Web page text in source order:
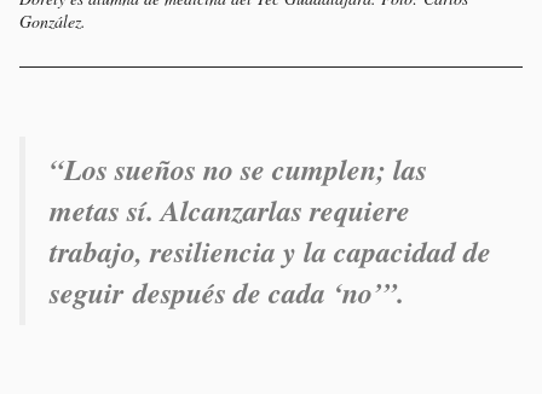
González.
“Los sueños no se cumplen; las
metas sí. Alcanzarlas requiere
trabajo, resiliencia y la capacidad de
seguir después de cada ‘no’”.